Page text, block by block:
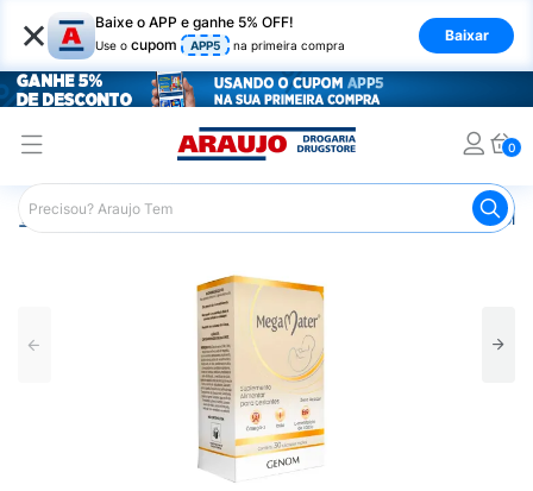
× Baixe o APP e ganhe 5% OFF!
Use o cupom APP5 na primeira compra
Baixar
0
Araujo Saúde e Bem Estar